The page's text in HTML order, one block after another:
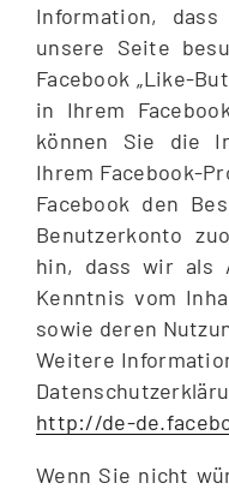
Information,
unsere Seite
Facebook „Like-
in Ihrem
können Sie die
Ihrem Facebook-
Facebook den
Benutzerkonto
hin, dass wir als
Kenntnis vom
sowie deren
Weitere
http://de-
Wenn Sie nicht